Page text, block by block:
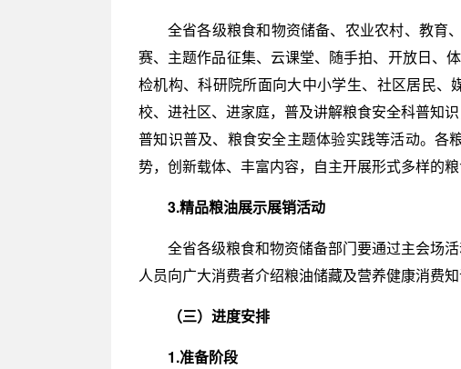
全省各级粮食和物资储备、农业农村、教育
赛、主题作品征集、云课堂、随手拍、开放日、
检机构、科研院所面向大中小学生、社区居民、
校、进社区、进家庭，普及讲解粮食安全科普知
普知识普及、粮食安全主题体验实践等活动。各
势，创新载体、丰富内容，自主开展形式多样的粮
3.精品粮油展示展销活动
全省各级粮食和物资储备部门要通过主会场
人员向广大消费者介绍粮油储藏及营养健康消费知
（三）进度安排
1.准备阶段